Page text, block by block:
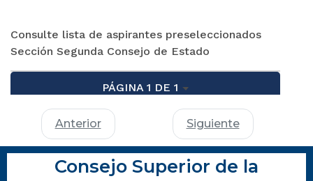
Consulte lista de aspirantes preseleccionados
Sección Segunda Consejo de Estado
PÁGINA 1 DE 1
Anterior Siguiente
Consejo Superior de la